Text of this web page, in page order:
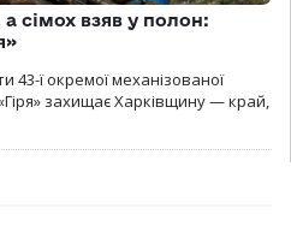
сімох взяв у полон:
43-ї окремої механізованої
захищає Харківщину — край,